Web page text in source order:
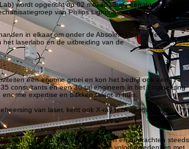
bouwen zij vanaf hun keukentafel aan het prille
lang voor zij een eerste administratieve medewerker
maken.
wordt opgericht op 02 mei 2016 als een doorstart van
van Philips Lighting op de site in
in elkaar om onder de Absolem-vlag verder te
laserlabo en de uitbreiding van de
een enorme groei en kon het bedrijf ook een
consultants en een 30-tal engineers in het Engineering
expertise en bakken talent in huis.